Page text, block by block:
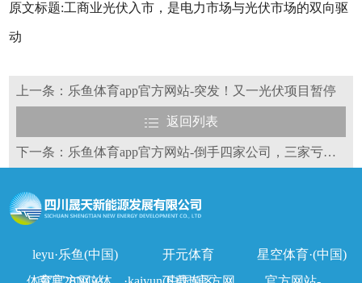
原文标题:工商业光伏入市，是电力市场与光伏市场的双向驱
动
上一条：乐鱼体育app官方网站-突发！又一光伏项目暂停
返回列表
下一条：乐鱼体育app官方网站-倒手四家公司，三家亏损！上虞富豪陈建成的新能源资本大腾挪
leyu·乐鱼(中国)
开元体育
星空体育·(中国)